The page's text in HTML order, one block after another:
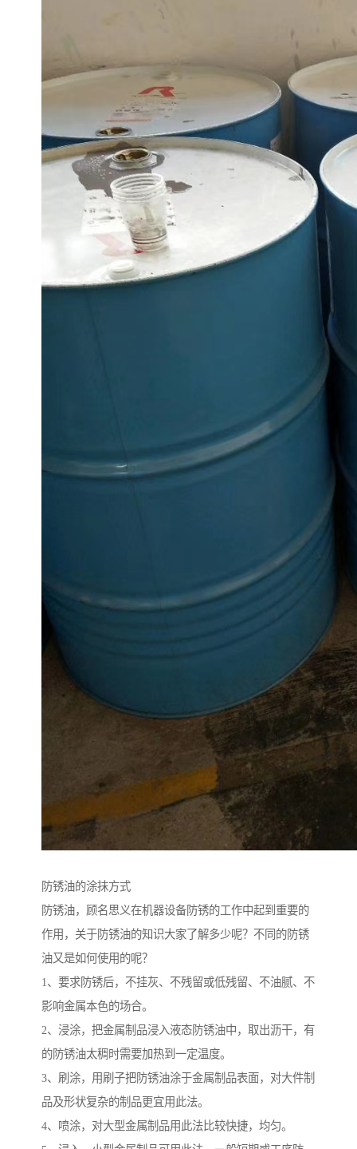
防锈油的涂抹方式
防锈油，顾名思义在机器设备防锈的工作中起到重要的
作用，关于防锈油的知识大家了解多少呢？不同的防锈
油又是如何使用的呢？
1、要求防锈后，不挂灰、不残留或低残留、不油腻、不
影响金属本色的场合。
2、浸涂，把金属制品浸入液态防锈油中，取出沥干，有
的防锈油太稠时需要加热到一定温度。
3、刷涂，用刷子把防锈油涂于金属制品表面，对大件制
品及形状复杂的制品更宜用此法。
4、喷涂，对大型金属制品用此法比较快捷，均匀。